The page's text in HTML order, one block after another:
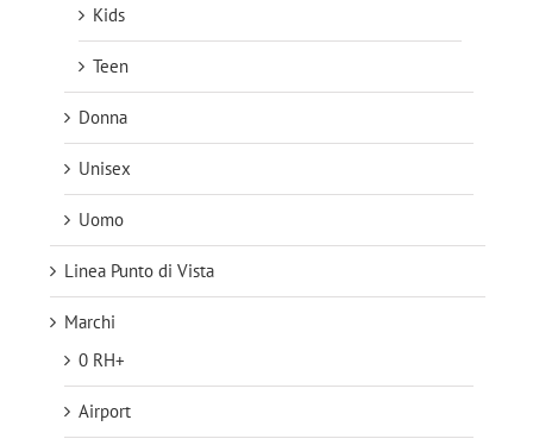
Kids
Teen
Donna
Unisex
Uomo
Linea Punto di Vista
Marchi
0 RH+
Airport